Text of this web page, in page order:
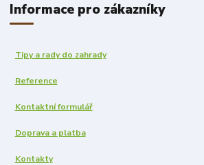
Informace pro zákazníky
Tipy a rady do zahrady
Reference
Kontaktní formulář
Doprava a platba
Kontakty